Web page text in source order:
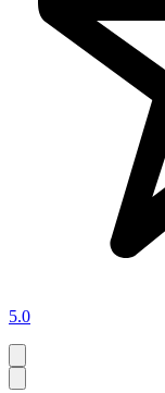
5.0